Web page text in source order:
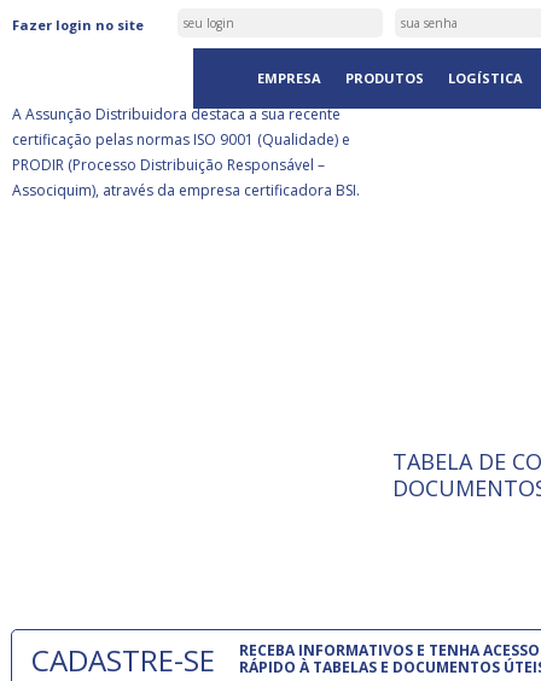
Fazer login no site
EMPRESA PRODUTOS LOGÍSTICA
ASSUNÇÃO DISTRIBUIDORA É
CERTIFICADA PELA BSI
A Assunção Distribuidora destaca a sua recente
certificação pelas normas ISO 9001 (Qualidade) e
PRODIR (Processo Distribuição Responsável –
Associquim), através da empresa certificadora BSI.
ISO 9001:
A
TABELA DE
CADASTRE-SE
RECEBA INFORMATIVOS E TENHA ACESSO
RÁPIDO À TABELAS E DOCUMENTOS